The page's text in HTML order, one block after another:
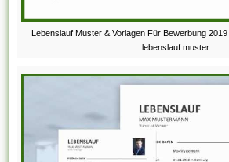
Lebenslauf Muster & Vorlagen Für Bewerbung
lebenslauf muster